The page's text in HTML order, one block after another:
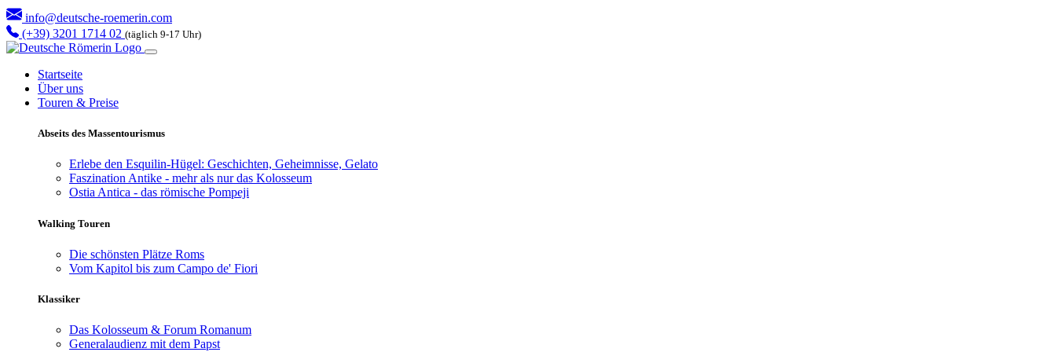
info@deutsche-roemerin.com
(+39) 3201 1714 02 (täglich 9-17 Uhr)
Startseite
Über uns
Touren & Preise
Abseits des Massentourismus
Erlebe den Esquilin-Hügel: Geschichten, Geheimnisse, Gelato
Faszination Antike - mehr als nur das Kolosseum
Ostia Antica - das römische Pompeji
Walking Touren
Die schönsten Plätze Roms
Vom Kapitol bis zum Campo de' Fiori
Klassiker
Das Kolosseum & Forum Romanum
Generalaudienz mit dem Papst